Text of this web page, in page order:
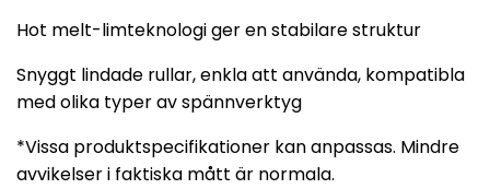
Hot melt-limteknologi ger en stabilare struktur
Snyggt lindade rullar, enkla att använda, kompatibla
med olika typer av spännverktyg
*Vissa produktspecifikationer kan anpassas. Mindre
avvikelser i faktiska mått är normala.